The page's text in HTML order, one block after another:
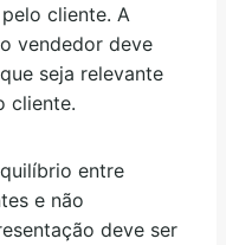
cliente. A
vendedor deve
seja relevante
cliente.
entre
e não
deve ser